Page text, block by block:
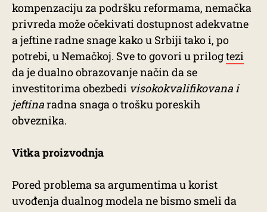
kompenzaciju za podršku reformama, nemačka
privreda može očekivati dostupnost adekvatne
a jeftine radne snage kako u Srbiji tako i, po
potrebi, u Nemačkoj. Sve to govori u prilogtezi
da je dualno obrazovanje način da se
investitorima obezbedi visokokvalifikovana i
jeftinaradna snaga o trošku poreskih
obveznika.
Vitka proizvodnja
Pored problema sa argumentima u korist
uvođenja dualnog modela ne bismo smeli da